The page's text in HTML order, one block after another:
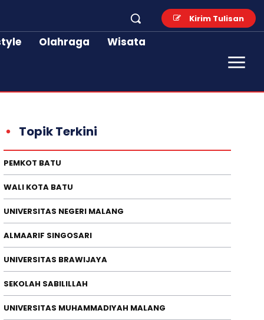
Kirim Tulisan
Olahraga Wisata
Topik Terkini
PEMKOT BATU
WALI KOTA BATU
UNIVERSITAS NEGERI MALANG
ALMAARIF SINGOSARI
UNIVERSITAS BRAWIJAYA
SEKOLAH SABILILLAH
UNIVERSITAS MUHAMMADIYAH MALANG